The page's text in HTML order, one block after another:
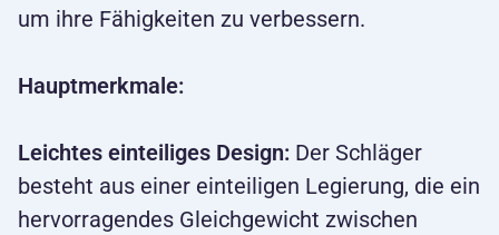
um ihre Fähigkeiten zu verbessern.
Hauptmerkmale:
Leichtes einteiliges Design: Der Schläger
besteht aus einer einteiligen Legierung, die ein
hervorragendes Gleichgewicht zwischen